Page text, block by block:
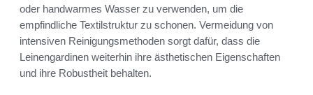
oder handwarmes Wasser zu verwenden, um die
empfindliche Textilstruktur zu schonen. Vermeidung von
intensiven Reinigungsmethoden sorgt dafür, dass die
Leinengardinen weiterhin ihre ästhetischen Eigenschaften
und ihre Robustheit behalten.